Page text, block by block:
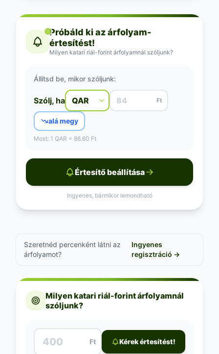
Próbáld ki az árfolyam-
értesítést!
Milyen katari riál-forint árfolyamnál szóljunk?
Állítsd be, mikor szóljunk:
Szólj, ha Ft
alá megy
Most: 1 QAR = 86.60 Ft
Értesítő beállítása
Ingyenes, bármikor lemondható
Szeretnéd percenként látni az
árfolyamot?
Ingyenes
regisztráció →
Milyen katari riál-forint árfolyamnál
szóljunk?
Ft Kérek értesítést!